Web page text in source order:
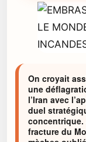
On croyait
une
l’Iran avec
duel
concentrique.
fracture du